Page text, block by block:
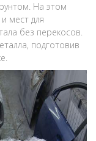
На этом
мест для
без перекосов.
подготовив